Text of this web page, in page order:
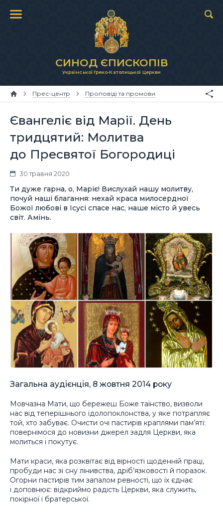
СИНОД ЄПИСКОПІВ
Української Греко-Католицької Церкви
Прес-центр Проповіді та промови
Євангеліє від Марії. День
тридцятий: Молитва
до Пресвятої Богородиці
30 травня 2020
Ти дуже гарна, о, Маріє! Вислухай нашу молитву,
почуй наші благання: нехай краса милосердної
Божої любові в Ісусі спасе нас, наше місто й увесь
світ. Амінь.
Загальна аудієнція, 8 жовтня 2014 року
Мовчазна Мати, що бережеш Боже таїнство, визволи
нас від теперішнього ідолопоклонства, у яке потрапляє
той, хто забуває. Очисти очі пастирів краплями пам’яті:
повернімося до новизни джерел задля Церкви, яка
молиться і покутує.
Мати краси, яка розквітає від вірності щоденній праці,
пробуди нас зі сну лінивства, дріб’язковості й поразок.
Огорни пастирів тим запалом ревності, що їх єднає
і доповнює: відкриймо радість Церкви, яка служить,
покірної і братерської.